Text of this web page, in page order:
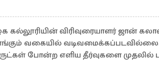
விரிவுரையாளர் ஜான்
வகையில்
போன்ற எளிய தீர்வுகளை முதலில்